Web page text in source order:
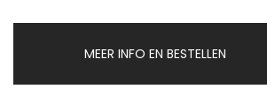
MEER INFO EN BESTELLEN